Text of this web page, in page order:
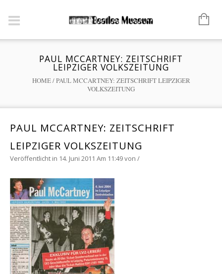
PAUL MCCARTNEY: ZEITSCHRIFT
LEIPZIGER VOLKSZEITUNG
HOME/PAUL MCCARTNEY: ZEITSCHRIFT LEIPZIGER
VOLKSZEITUNG
PAUL MCCARTNEY: ZEITSCHRIFT
LEIPZIGER VOLKSZEITUNG
Veröffentlicht in 14. Juni 2011 Am 11:49von /